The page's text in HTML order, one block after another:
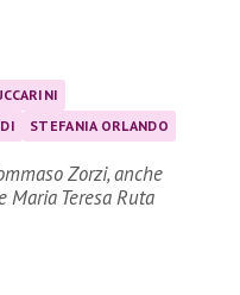
STEFANIA ORLANDO
Zorzi, anche
Teresa Ruta